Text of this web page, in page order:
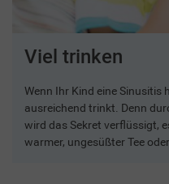
Viel trinken
Wenn Ihr Kind eine Sinusitis
ausreichend trinkt. Denn
wird das Sekret verflüssigt,
warmer, ungesüßter Tee